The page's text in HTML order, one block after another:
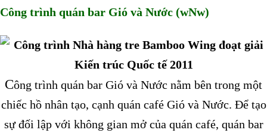
Công trình quán bar Gió và Nước (wNw)
Công trình quán bar Gió và Nước nằm bên trong một
chiếc hồ nhân tạo, cạnh quán café Gió và Nước. Để tạo
sự đối lập với không gian mở của quán café, quán bar